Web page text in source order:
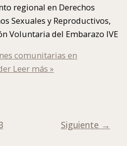
regional en Derechos
Sexuales y Reproductivos,
Voluntaria del Embarazo IVE
comunitarias en
Leer más »
Siguiente →